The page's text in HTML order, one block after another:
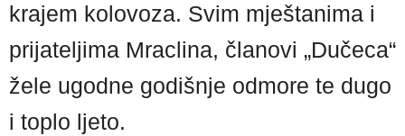
krajem kolovoza. Svim mještanima i
prijateljima Mraclina, članovi „Dučeca“
žele ugodne godišnje odmore te dugo
i toplo ljeto.